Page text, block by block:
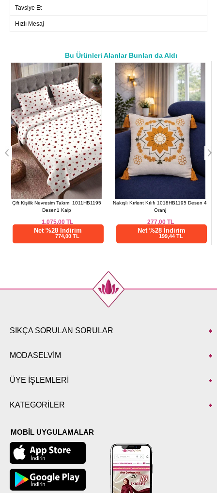
Tavsiye Et
Hızlı Mesaj
Bu Ürünleri Alanlar Bunları da Aldı
a>
Çift Kişilik Nevresim Takımı 1011HB1195
Desen1 Kalp
1.075,00TL
Net %28 İndirim
774,00 TL
Nakışlı Kırlent Kılıfı 1018HB1195 Desen 4
Oranj
277,00 TL
Net %28 İndirim
199,44 TL
SIKÇA SORULAN SORULAR
MODASELVİM
ÜYE İŞLEMLERİ
KATEGORİLER
MOBİL UYGULAMALAR